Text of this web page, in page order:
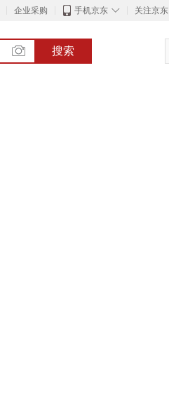
企业采购 ◇
手机京东 关注京东
搜索